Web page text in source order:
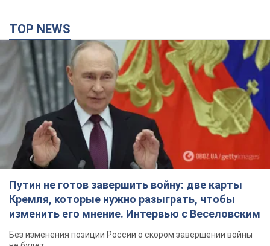
TOP NEWS
Путин не готов завершить войну: две карты
Кремля, которые нужно разыграть, чтобы
изменить его мнение. Интервью с Веселовским
Без изменения позиции России о скором завершении войны